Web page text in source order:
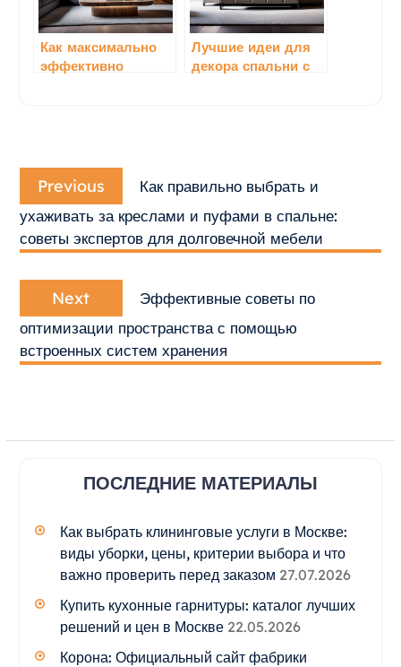
Как максимально
эффективно
решения
Лучшие идеи для
декора спальни с
Навигация
по
записям
Previous
post:
Как правильно выбрать и
ухаживать за креслами и пуфами в спальне:
советы экспертов для долговечной мебели
Next
post:
Эффективные советы по
оптимизации пространства с помощью
встроенных систем хранения
ПОСЛЕДНИЕ МАТЕРИАЛЫ
Как выбрать клининговые услуги в Москве:
виды уборки, цены, критерии выбора и что
важно проверить перед заказом 27.07.2026
Купить кухонные гарнитуры: каталог лучших
решений и цен в Москве 22.05.2026
Корона: Официальный сайт фабрики